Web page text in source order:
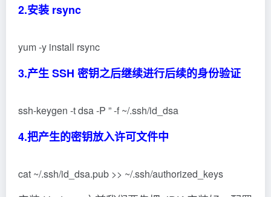
2.安装 rsync
yum -y install rsync
3.产生 SSH 密钥之后继续进行后续的身份验证
ssh-keygen -t dsa -P ” -f ~/.ssh/id_dsa
4.把产生的密钥放入许可文件中
cat ~/.ssh/id_dsa.pub >> ~/.ssh/authorized_keys